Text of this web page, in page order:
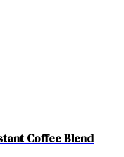
Coffee Blend